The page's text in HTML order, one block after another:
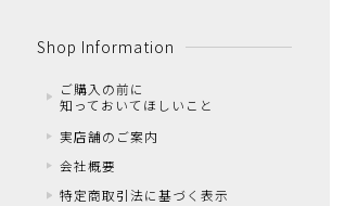
Shop Information
ご購入の前に
知っておいてほしいこと
実店舗のご案内
会社概要
特定商取引法に基づく表示